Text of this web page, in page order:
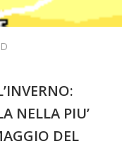
NELLA PIU’
DEL